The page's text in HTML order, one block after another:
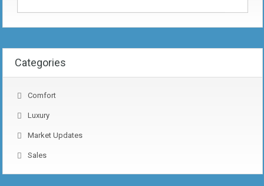
Categories
Comfort
Luxury
Market Updates
Sales